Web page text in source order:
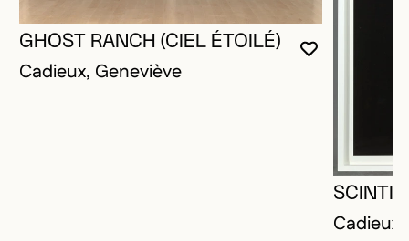
VOUS
FERMER
OUVRIR LA
GHOST RANCH (CIEL ÉTOILÉ)
Cadieux, Geneviève